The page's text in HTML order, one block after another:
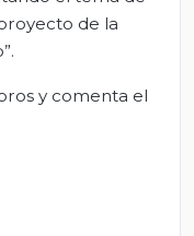
de la
y comenta el